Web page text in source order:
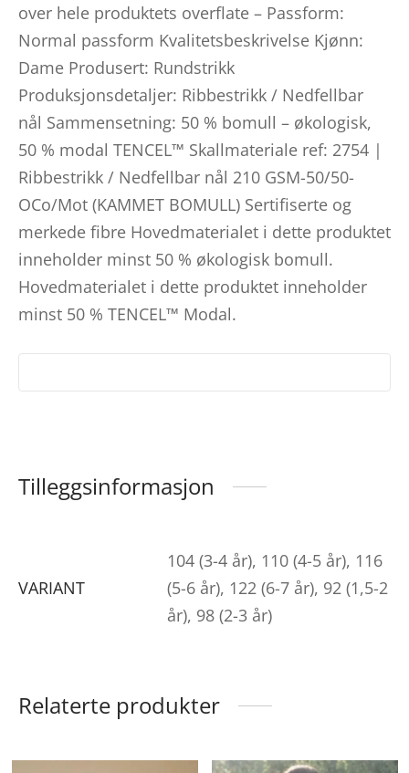
over hele produktets overflate – Passform:
Normal passform Kvalitetsbeskrivelse Kjønn:
Dame Produsert: Rundstrikk
Produksjonsdetaljer: Ribbestrikk / Nedfellbar
nål Sammensetning: 50 % bomull – økologisk,
50 % modal TENCEL™ Skallmateriale ref: 2754 |
Ribbestrikk / Nedfellbar nål 210 GSM-50/50-
OCo/Mot (KAMMET BOMULL) Sertifiserte og
merkede fibre Hovedmaterialet i dette produktet
inneholder minst 50 % økologisk bomull.
Hovedmaterialet i dette produktet inneholder
minst 50 % TENCEL™ Modal.
Tilleggsinformasjon
VARIANT
104 (3-4 år), 110 (4-5 år), 116
(5-6 år), 122 (6-7 år), 92 (1,5-2
år), 98 (2-3 år)
Relaterte produkter